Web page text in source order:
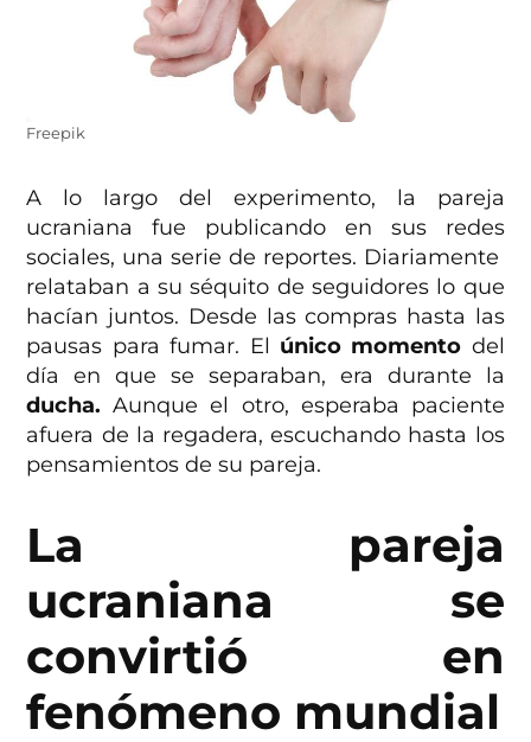
Freepik
A lo largo del experimento, la pareja
ucraniana fue publicando en sus redes
sociales, una serie de reportes. Diariamente
relataban a su séquito de seguidores lo que
hacían juntos. Desde las compras hasta las
pausas para fumar. El único momento del
día en que se separaban, era durante la
ducha. Aunque el otro, esperaba paciente
afuera de la regadera, escuchando hasta los
pensamientos de su pareja.
La pareja
ucraniana se
convirtió en
fenómeno mundial